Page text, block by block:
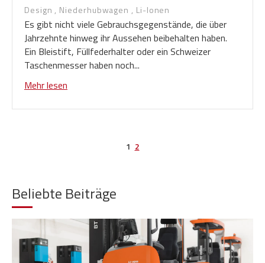
Design , Niederhubwagen , Li-Ionen
Es gibt nicht viele Gebrauchsgegenstände, die über
Jahrzehnte hinweg ihr Aussehen beibehalten haben.
Ein Bleistift, Füllfederhalter oder ein Schweizer
Taschenmesser haben noch...
Mehr lesen
1 2
Beliebte Beiträge